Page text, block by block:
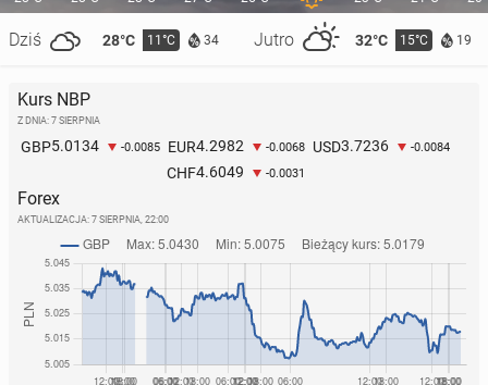
Dziś 28°C 11°C 34 Jutro 32°C 15°C 19
Kurs NBP
Z DNIA: 7 SIERPNIA
GBP5.0134 -0.0085 EUR4.2982 -0.0068 USD3.7236 -0.0084
CHF4.6049 -0.0031
Forex
AKTUALIZACJA: 7 SIERPNIA, 22:00